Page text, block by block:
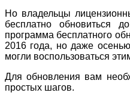
Но владельцы
бесплатно обновиться
программа бесплатного
2016 года, но даже
могли воспользоваться
Для обновления вам
простых шагов.